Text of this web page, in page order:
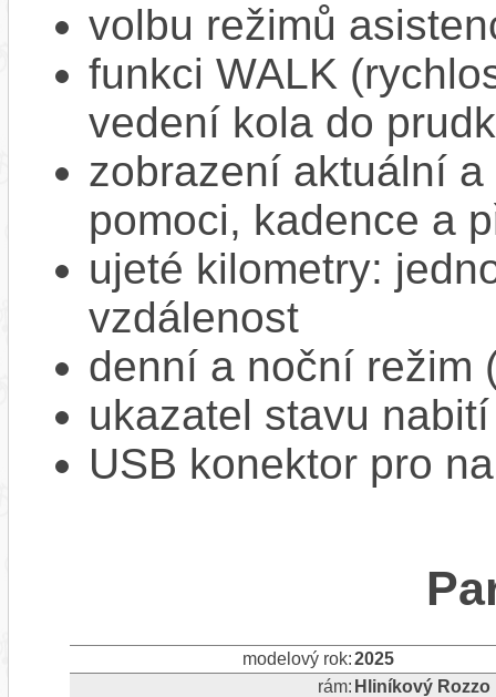
volbu režimů
funkci WALK
vedení kola do
zobrazení aktuální
pomoci, kadence a
ujeté kilometry:
vzdálenost
denní a noční režim
ukazatel stavu
USB konektor pro
modelový rok:2025
rám: Hliníkový Rozzo